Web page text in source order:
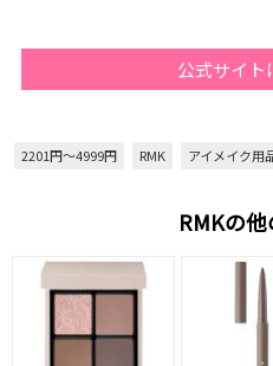
公式サイト
2201円～4999円 RMK アイメイク用
RMKの